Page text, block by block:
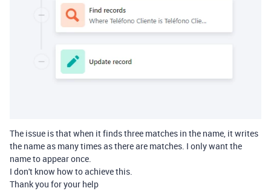
The issue is that when it finds three matches in the name, it writes
the name as many times as there are matches. I only want the
name to appear once.
I don't know how to achieve this.
Thank you for your help